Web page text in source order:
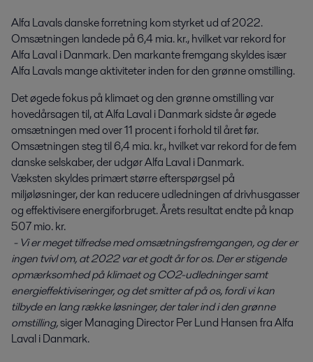
Alfa Lavals danske forretning kom styrket ud af 2022.
Omsætningen landede på 6,4 mia. kr., hvilket var rekord for
Alfa Laval i Danmark. Den markante fremgang skyldes især
Alfa Lavals mange aktiviteter inden for den grønne omstilling.
Det øgede fokus på klimaet og den grønne omstilling var
hovedårsagen til, at Alfa Laval i Danmark sidste år øgede
omsætningen med over 11 procent i forhold til året før.
Omsætningen steg til 6,4 mia. kr., hvilket var rekord for de fem
danske selskaber, der udgør Alfa Laval i Danmark.
Væksten skyldes primært større efterspørgsel på
miljøløsninger, der kan reducere udledningen af drivhusgasser
og effektivisere energiforbruget. Årets resultat endte på knap
507 mio. kr.
- Vi er meget tilfredse med omsætningsfremgangen, og der er
ingen tvivl om, at 2022 var et godt år for os. Der er stigende
opmærksomhed på klimaet og CO2-udledninger samt
energieffektiviseringer, og det smitter af på os, fordi vi kan
tilbyde en lang række løsninger, der taler ind i den grønne
omstilling,siger Managing Director Per Lund Hansen fra Alfa
Laval i Danmark.